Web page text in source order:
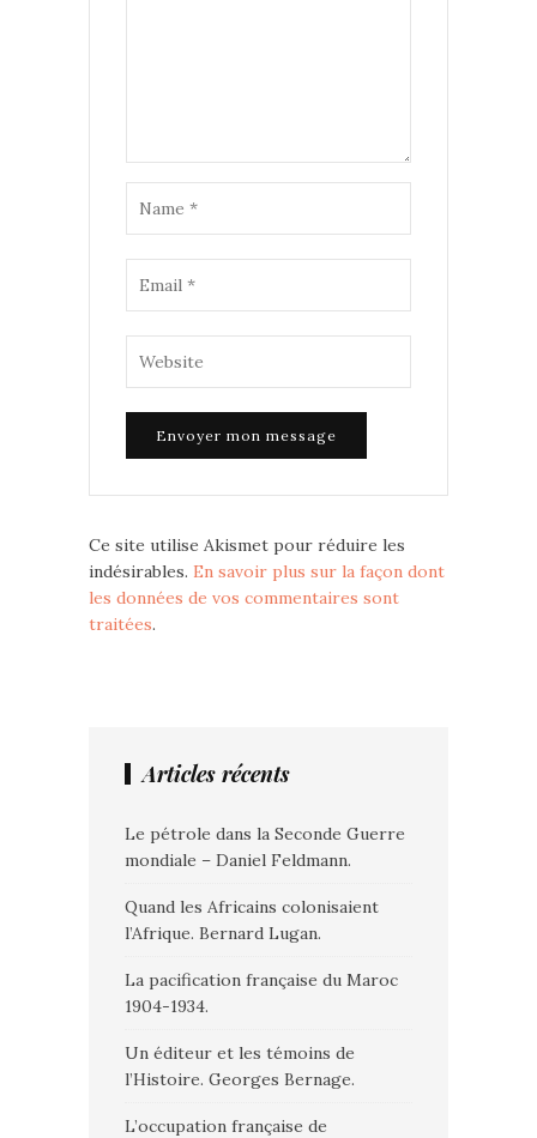
Ce site utilise Akismet pour réduire les
indésirables. En savoir plus sur la façon dont
les données de vos commentaires sont
traitées.
Articles récents
Le pétrole dans la Seconde Guerre
mondiale – Daniel Feldmann.
Quand les Africains colonisaient
l’Afrique. Bernard Lugan.
La pacification française du Maroc
1904-1934.
Un éditeur et les témoins de
l’Histoire. Georges Bernage.
L’occupation française de